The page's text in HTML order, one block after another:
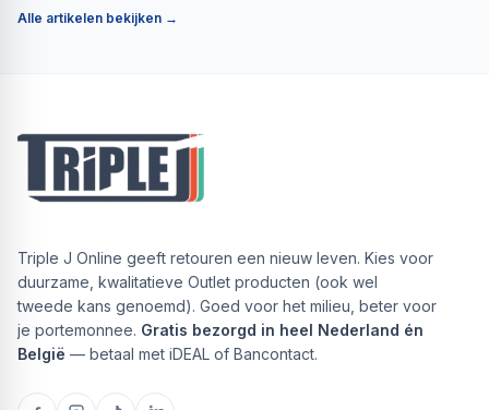
Alle artikelen bekijken →
Triple J Online geeft retouren een nieuw leven. Kies voor
duurzame, kwalitatieve Outlet producten (ook wel
tweede kans genoemd). Goed voor het milieu, beter voor
je portemonnee. Gratis bezorgd in heel Nederland én
België — betaal met iDEAL of Bancontact.